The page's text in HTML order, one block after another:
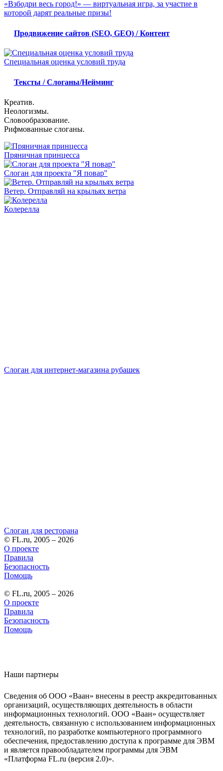
«Взбодри весь город!» — виртуальная игра, за участие в
которой дарят реальные призы!
Продвижение сайтов (SEO, GEO) / Контент
Специальная оценка условий труда
Тексты / Слоганы/Нейминг
Креатив.
Неологизмы.
Словообразование.
Рифмованные слоганы.
Пряничная принцесса
Слоган для проекта "Я повар"
Ветер. Отправляй на крыльях ветра
Колерелла
Слоган для интернет-магазина рубашек
Слоган для ресторана
© FL.ru, 2005 – 2026
О проекте
Правила
Безопасность
Помощь
© FL.ru, 2005 – 2026
О проекте
Правила
Безопасность
Помощь
Наши партнеры
Сведения об ООО «Ваан» внесены в реестр аккредитованных
организаций, осуществляющих деятельность в области
информационных технологий. ООО «Ваан» осуществляет
деятельность, связанную с использованием информационных
технологий, по разработке компьютерного программного
обеспечения, предоставлению доступа к программе для ЭВМ
и является правообладателем программы для ЭВМ
«Платформа FL.ru (версия 2.0)».